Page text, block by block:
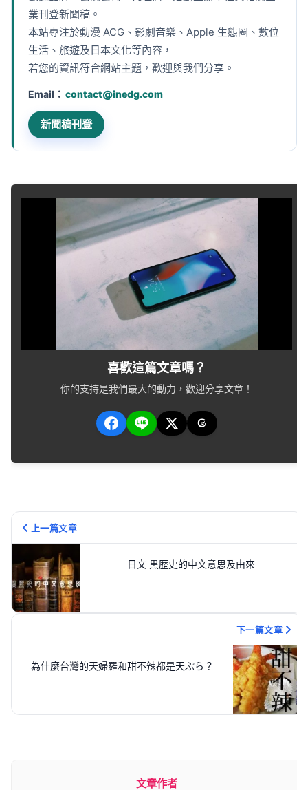
業刊登新聞稿。
本站專注於動漫 ACG、影劇音樂、Apple 生態圈、數位
生活、旅遊及日本文化等內容，
若您的資訊符合網站主題，歡迎與我們分享。
Email： contact@inedg.com
新聞稿刊登
喜歡這篇文章嗎？
你的支持是我們最大的動力，歡迎分享文章！
上一篇文章
日文 黒歴史的中文意思及由來
下一篇文章
為什麼台灣的天婦羅和甜不辣都是天ぷら？
文章作者